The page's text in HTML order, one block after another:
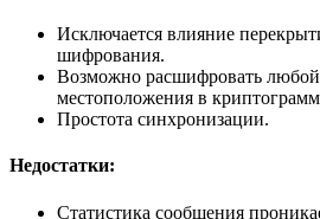
Исключается влияние
шифрования.
Возможно расшифровать любой
местоположения в
Простота синхронизации.
Недостатки:
Статистика сообщения